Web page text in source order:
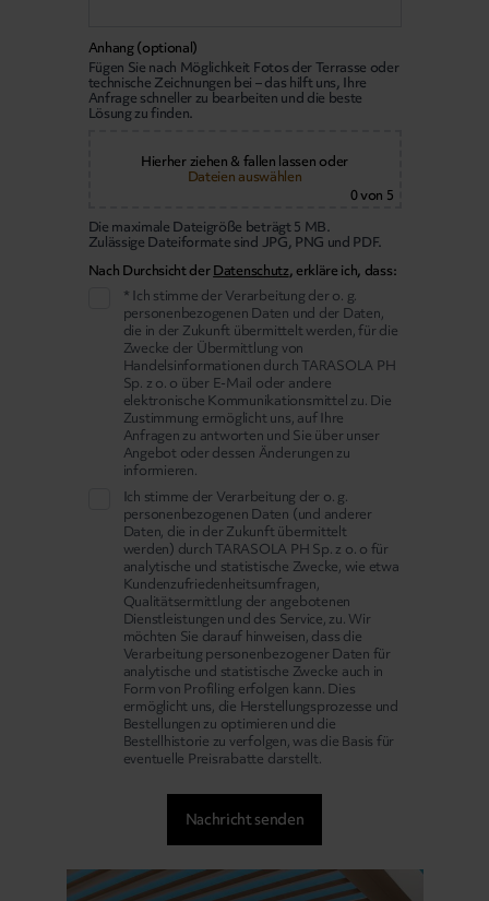
Anhang (optional)
Fügen Sie nach Möglichkeit Fotos der Terrasse oder
technische Zeichnungen bei – das hilft uns, Ihre
Anfrage schneller zu bearbeiten und die beste
Lösung zu finden.
Hierher ziehen & fallen lassen oder
Dateien auswählen
0von 5
Die maximale Dateigröße beträgt 5 MB.
Zulässige Dateiformate sind JPG, PNG und PDF.
Nach Durchsicht derDatenschutz, erkläre ich, dass:
* Ich stimme der Verarbeitung der o. g.
personenbezogenen Daten und der Daten,
die in der Zukunft übermittelt werden, für die
Zwecke der Übermittlung von
Handelsinformationen durch TARASOLA PH
Sp. z o. o über E-Mail oder andere
elektronische Kommunikationsmittel zu. Die
Zustimmung ermöglicht uns, auf Ihre
Anfragen zu antworten und Sie über unser
Angebot oder dessen Änderungen zu
informieren.
Ich stimme der Verarbeitung der o. g.
personenbezogenen Daten (und anderer
Daten, die in der Zukunft übermittelt
werden) durch TARASOLA PH Sp. z o. o für
analytische und statistische Zwecke, wie etwa
Kundenzufriedenheitsumfragen,
Qualitätsermittlung der angebotenen
Dienstleistungen und des Service, zu. Wir
möchten Sie darauf hinweisen, dass die
Verarbeitung personenbezogener Daten für
analytische und statistische Zwecke auch in
Form von Profiling erfolgen kann. Dies
ermöglicht uns, die Herstellungsprozesse und
Bestellungen zu optimieren und die
Bestellhistorie zu verfolgen, was die Basis für
eventuelle Preisrabatte darstellt.